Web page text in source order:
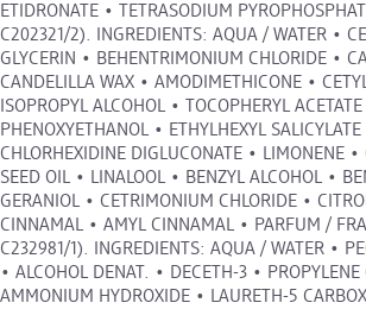
ETIDRONATE • TETRASODIUM
C202321/2). INGREDIENTS: AQUA / WATER •
GLYCERIN • BEHENTRIMONIUM CHLORIDE •
CANDELILLA WAX • AMODIMETHICONE •
ISOPROPYL ALCOHOL • TOCOPHERYL
PHENOXYETHANOL • ETHYLHEXYL
CHLORHEXIDINE DIGLUCONATE • LIMONENE •
SEED OIL • LINALOOL • BENZYL ALCOHOL •
GERANIOL • CETRIMONIUM CHLORIDE •
CINNAMAL • AMYL CINNAMAL • PARFUM /
C232981/1). INGREDIENTS: AQUA / WATER •
• ALCOHOL DENAT. • DECETH-3 • PROPYLENE
AMMONIUM HYDROXIDE • LAURETH-5